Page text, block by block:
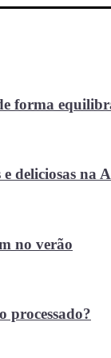
forma
e deliciosas na
no verão
processado?